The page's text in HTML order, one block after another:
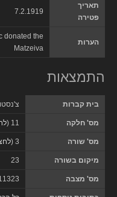
תאריך
פטירה
7.2.1919
הערות
donated the
Matzeiva
התמצאות
בית קברות
מס' חלקה 11 (
מס' שורה 3 (
מיקום בשורה 23
מס' מצבה